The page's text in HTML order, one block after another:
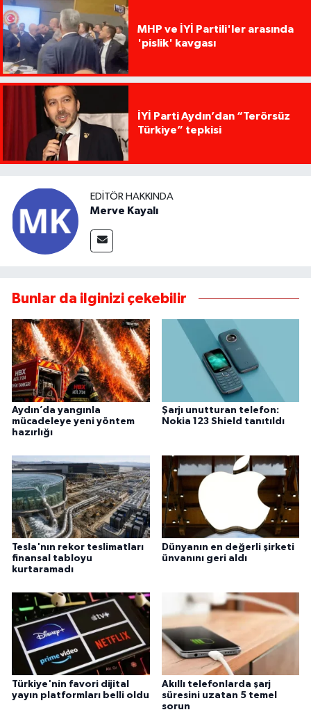
MHP ve İYİ Partili'ler arasında
'pislik' kavgası
İYİ Parti Aydın’dan “Terörsüz
Türkiye” tepkisi
EDITÖR HAKKINDA
Merve Kayalı
Bunlar da ilginizi çekebilir
Aydın’da yangınla
mücadeleye yeni yöntem
hazırlığı
Şarjı unutturan telefon:
Nokia 123 Shield tanıtıldı
Tesla'nın rekor teslimatları
finansal tabloyu
kurtaramadı
Dünyanın en değerli şirketi
ünvanını geri aldı
Türkiye'nin favori dijital
yayın platformları belli oldu
Akıllı telefonlarda şarj
süresini uzatan 5 temel
sorun